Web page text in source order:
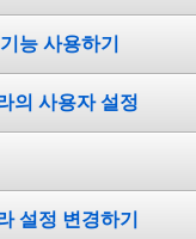
능 사용하기
의 사용자 설정
설정 변경하기